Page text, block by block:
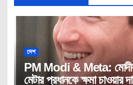
দেশ
PM Modi & Meta:
মেটার প্রধানকে ক্ষমা চাওয়ার